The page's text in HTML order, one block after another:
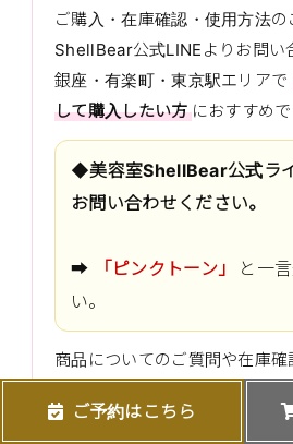
ご購入・在庫確認・使用方法
ShellBear公式LINEよりお問い
銀座・有楽町・東京駅エリアで
して購入したい方におすすめで
◆美容室ShellBear公式ラ
お問い合わせください。
➡️ 「ピンクトーン」
と一
い。
商品についてのご質問や在庫
ご予約はこちら